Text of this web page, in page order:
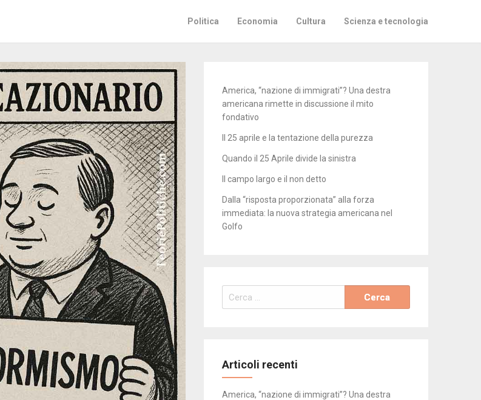
Politica Economia Cultura Scienza e tecnologia
America, “nazione di immigrati”? Una destra
americana rimette in discussione il mito
fondativo
Il 25 aprile e la tentazione della purezza
Quando il 25 Aprile divide la sinistra
Il campo largo e il non detto
Dalla “risposta proporzionata” alla forza
immediata: la nuova strategia americana nel
Golfo
Ricerca
per:
Articoli recenti
America, “nazione di immigrati”? Una destra